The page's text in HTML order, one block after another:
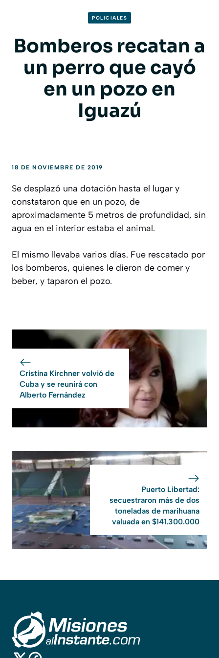
POLICIALES
Bomberos recatan a
un perro que cayó
en un pozo en
Iguazú
18 DE NOVIEMBRE DE 2019
Se desplazó una dotación hasta el lugar y
constataron que en un pozo, de
aproximadamente 5 metros de profundidad, sin
agua en el interior estaba el animal.
El mismo llevaba varios días. Fue rescatado por
los bomberos, quienes le dieron de comer y
beber, y taparon el pozo.
Cristina Kirchner volvió de
Cuba y se reunirá con
Alberto Fernández
Puerto Libertad:
secuestraron más de dos
toneladas de marihuana
valuada en $141.300.000